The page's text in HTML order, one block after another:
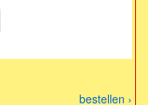
bestellen ›